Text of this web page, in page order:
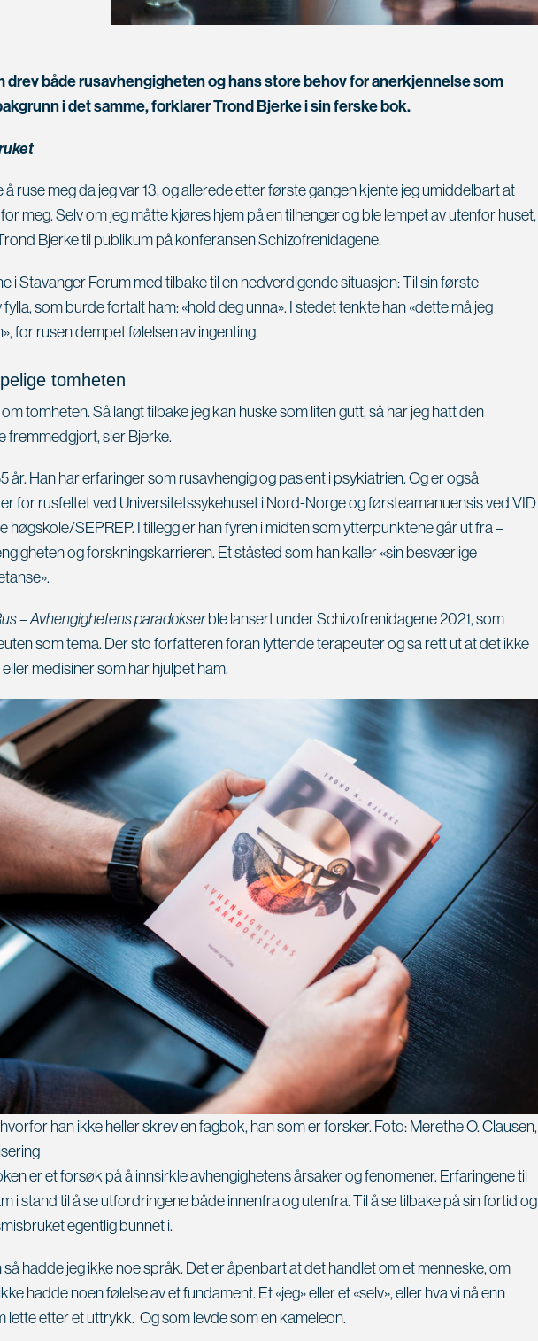
drev både rusavhengigheten og hans store behov for anerkjennelse som
i det samme, forklarer Trond Bjerke i sin ferske bok.
å ruse meg da jeg var 13, og allerede etter første gangen kjente jeg umiddelbart at
meg. Selv om jeg måtte kjøres hjem på en tilhenger og ble lempet av utenfor huset,
Bjerke til publikum på konferansen Schizofrenidagene.
i Stavanger Forum med tilbake til en nedverdigende situasjon: Til sin første
som burde fortalt ham: «hold deg unna». I stedet tenkte han «dette må jeg
for rusen dempet følelsen av ingenting.
tomheten
tomheten. Så langt tilbake jeg kan huske som liten gutt, så har jeg hatt den
fremmedgjort, sier Bjerke.
år. Han har erfaringer som rusavhengig og pasient i psykiatrien. Og er også
for rusfeltet ved Universitetssykehuset i Nord-Norge og førsteamanuensis ved VID
høgskole/SEPREP. I tillegg er han fyren i midten som ytterpunktene går ut fra –
og forskningskarrieren. Et ståsted som han kaller «sin besværlige
– Avhengighetens paradokserble lansert under Schizofrenidagene 2021, som
som tema. Der sto forfatteren foran lyttende terapeuter og sa rett ut at det ikke
medisiner som har hjulpet ham.
han ikke heller skrev en fagbok, han som er forsker. Foto: Merethe O. Clausen,
er et forsøk på å innsirkle avhengighetens årsaker og fenomener. Erfaringene til
i stand til å se utfordringene både innenfra og utenfra. Til å se tilbake på sin fortid og
egentlig bunnet i.
så hadde jeg ikke noe språk. Det er åpenbart at det handlet om et menneske, om
hadde noen følelse av et fundament. Et «jeg» eller et «selv», eller hva vi nå enn
lette etter et uttrykk. Og som levde som en kameleon.